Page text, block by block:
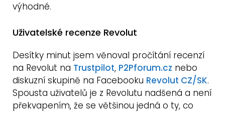
výhodné.
Uživatelské recenze Revolut
Desítky minut jsem věnoval pročítání recenzí
na Revolut na Trustpilot, P2Pforum.cz nebo
diskuzní skupině na Facebooku Revolut CZ/SK.
Spousta uživatelů je z Revolutu nadšená a není
překvapením, že se většinou jedná o ty, co